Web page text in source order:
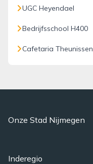
UGC Heyendael
Bedrijfsschool H400
Cafetaria Theunissen
Onze Stad Nijmegen
Inderegio